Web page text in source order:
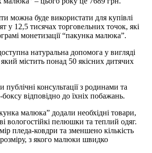
можна буде використати для купівлі
у 12,5 тисячах торговельних точок, які
монетизації “пакунка малюка”.
натуральна допомога у вигляді
містить понад 50 якісних дитячих
консультації з родинами та
відповідно до їхніх побажань.
малюка” додали необхідні товари,
вологостійкі пелюшки та теплий одяг.
пледа-ковдри та зменшено кількість
з якого малюки швидко